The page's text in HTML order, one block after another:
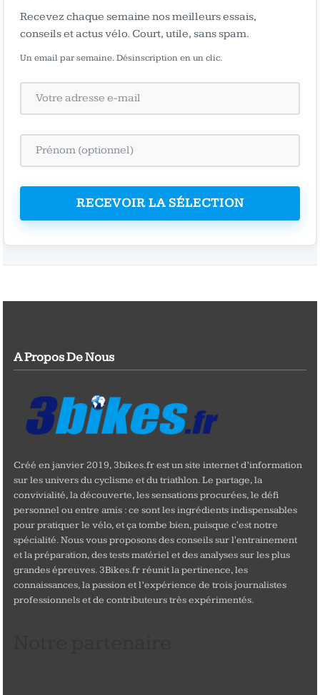
Recevez chaque semaine nos meilleurs essais,
conseils et actus vélo. Court, utile, sans spam.
Un email par semaine. Désinscription en un clic.
RECEVOIR LA SÉLECTION
A Propos De Nous
Créé en janvier 2019, 3bikes.fr est un site internet d’information
sur les univers du cyclisme et du triathlon. Le partage, la
convivialité, la découverte, les sensations procurées, le défi
personnel ou entre amis : ce sont les ingrédients indispensables
pour pratiquer le vélo, et ça tombe bien, puisque c'est notre
spécialité. Nous vous proposons des conseils sur l'entrainement
et la préparation, des tests matériel et des analyses sur les plus
grandes épreuves. 3Bikes.fr réunit la pertinence, les
connaissances, la passion et l’expérience de trois journalistes
professionnels et de contributeurs très expérimentés.